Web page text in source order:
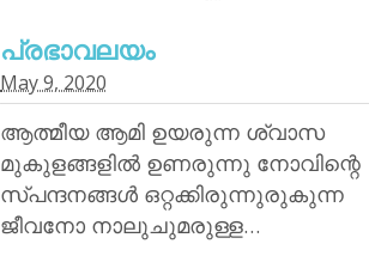
പ്രഭാവലയം
May 9, 2020
ആത്മീയ ആമി ഉയരുന്ന ശ്വാസ
മുകുളങ്ങളിൽ ഉണരുന്നു നോവിന്റെ
സ്പന്ദനങ്ങൾ ഒറ്റക്കിരുന്നുരുകുന്ന
ജീവനോ നാലുചുമരുള്ള…